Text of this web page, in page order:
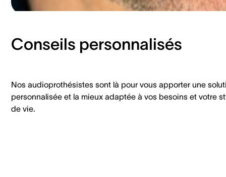
Conseils personnalisés
Nos audioprothésistes sont là pour vous apporter une
personnalisée et la mieux adaptée à vos besoins et votre
de vie.